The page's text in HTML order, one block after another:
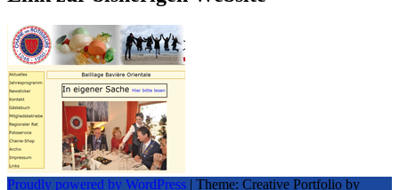
Proudly powered by WordPress | Theme: Creative Portfolio by